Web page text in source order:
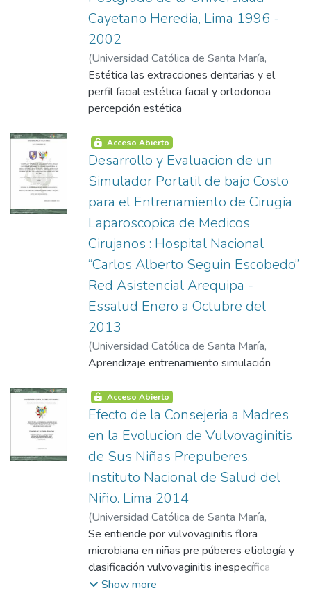
Cayetano Heredia, Lima 1996 -
2002
(Universidad Católica de Santa María,
2015-01-07)Cussi Ramos, Admer Higinio
Estética las extracciones dentarias y el
perfil facial estética facial y ortodoncia
percepción estética
Acceso Abierto
Desarrollo y Evaluacion de un
Simulador Portatil de bajo Costo
para el Entrenamiento de Cirugia
Laparoscopica de Medicos
Cirujanos : Hospital Nacional
“Carlos Alberto Seguin Escobedo”
Red Asistencial Arequipa -
Essalud Enero a Octubre del
2013
(Universidad Católica de Santa María,
2015-01-07)Y Lillo Zapata, Abel Peña
Aprendizaje entrenamiento simulación
Acceso Abierto
Efecto de la Consejeria a Madres
en la Evolucion de Vulvovaginitis
de Sus Niñas Prepuberes.
Instituto Nacional de Salud del
Niño. Lima 2014
(Universidad Católica de Santa María,
2015-01-12)Alhuay Puca, Paulia
Se entiende por vulvovaginitis flora
microbiana en niñas pre púberes etiología y
clasificación vulvovaginitis inespecífica
vulvovaginitis específicas anamnesis signos
Show more